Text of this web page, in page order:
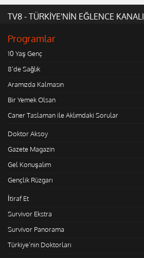
TV8 - TÜRKİYE'NİN EĞLENCE KANALI
Programlar
10 Yaş Genç
8'de Sağlık
Aramızda Kalmasın
Bir Yemek Olsan
Caner Taslaman ile Aklımdaki Sorular
Doktor Aksoy
Gazete Magazin
Gel Konuşalım
Gençlik Rüzgarı
İtiraf Et
Survivor Ekstra
Survivor Panorama
Türkiye'nin Doktorları